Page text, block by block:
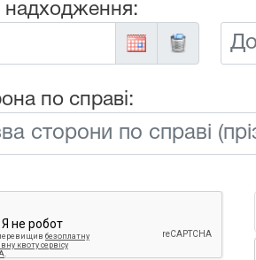
надходження:
До:
по справі: